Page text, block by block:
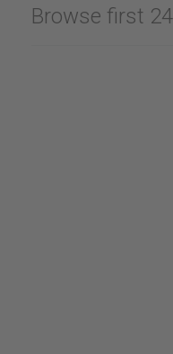
Browse first